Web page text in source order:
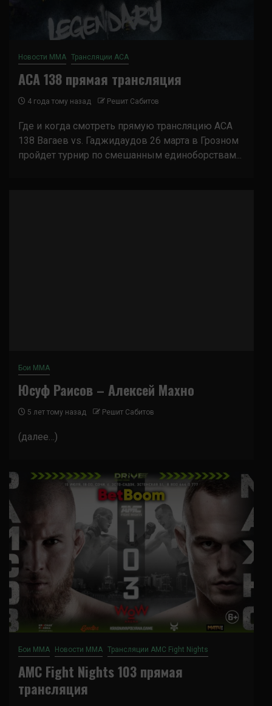
Новости ММА Трансляции ACA
ACA 138 прямая трансляция
4 года тому назад Решит Сабитов
Где и когда смотреть прямую трансляцию ACA
138 Вагаев vs. Гаджидаудов 26 марта в Грозном
пройдет турнир по смешанным единоборствам...
Бои ММА
Юсуф Раисов – Алексей Махно
5 лет тому назад Решит Сабитов
(далее…)
Бои ММА Новости ММА Трансляции AMC Fight Nights
AMC Fight Nights 103 прямая
трансляция